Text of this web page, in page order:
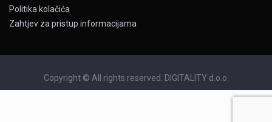
Politika kolačića
Zahtjev za pristup informacijama
Copyright © All rights reserved. DIGITALITY d.o.o.